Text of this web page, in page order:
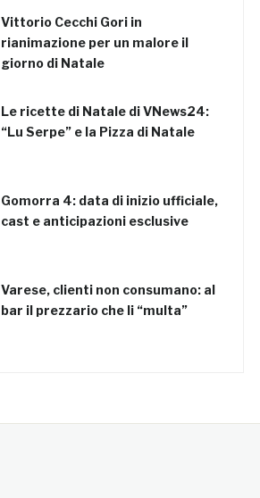
Vittorio Cecchi Gori in
rianimazione per un malore il
giorno di Natale
Le ricette di Natale di VNews24:
“Lu Serpe” e la Pizza di Natale
Gomorra 4: data di inizio ufficiale,
cast e anticipazioni esclusive
Varese, clienti non consumano: al
bar il prezzario che li “multa”